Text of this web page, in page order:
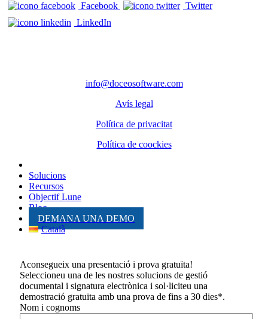
Facebook
Twitter
LinkedIn
info@doceosoftware.com
Avís legal
Política de privacitat
Política de coockies
Solucions
Recursos
Objectif Lune
Bloc
DEMANA UNA DEMO
Català
Aconsegueix una presentació i prova gratuïta!
Seleccioneu una de les nostres solucions de gestió
documental i signatura electrònica i sol·liciteu una
demostració gratuïta amb una prova de fins a 30 dies*.
Nom i cognoms